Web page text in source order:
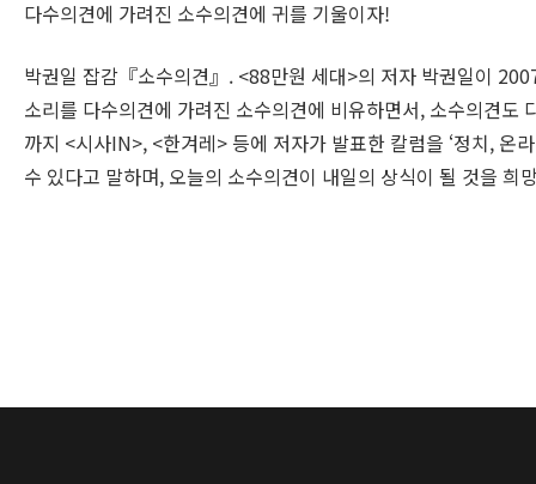
다수의견에 가려진 소수의견에 귀를 기울이자!
박권일 잡감『소수의견』. <88만원 세대>의 저자 박권일이
소리를 다수의견에 가려진 소수의견에 비유하면서, 소수의견
까지 <시사IN>, <한겨레> 등에 저자가 발표한 칼럼을 ‘정치, 온
수 있다고 말하며, 오늘의 소수의견이 내일의 상식이 될 것을